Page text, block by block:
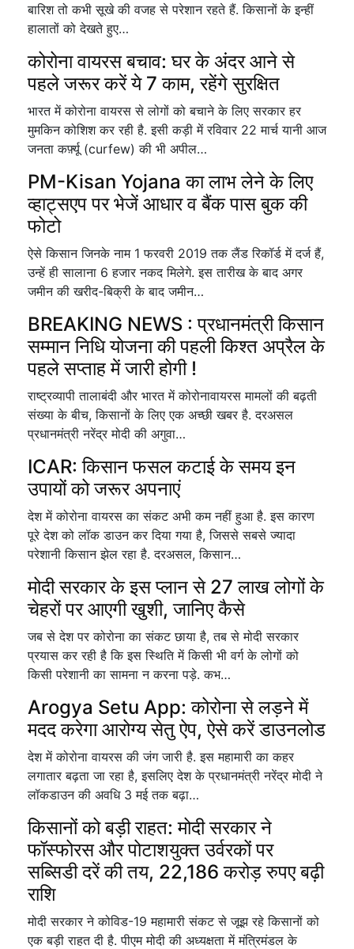
बारिश तो कभी सूखे की वजह से परेशान रहते हैं. किसानों के इन्हीं
हालातों को देखते हुए…
कोरोना वायरस बचाव: घर के अंदर आने से
पहले जरूर करें ये 7 काम, रहेंगे सुरक्षित
भारत में कोरोना वायरस से लोगों को बचाने के लिए सरकार हर
मुमकिन कोशिश कर रही है. इसी कड़ी में रविवार 22 मार्च यानी आज
जनता कर्फ़्यू (curfew) की भी अपील…
PM-Kisan Yojana का लाभ लेने के लिए
व्हाट्सएप पर भेजें आधार व बैंक पास बुक की
फोटो
ऐसे किसान जिनके नाम 1 फरवरी 2019 तक लैंड रिकॉर्ड में दर्ज हैं,
उन्हें ही सालाना 6 हजार नकद मिलेगे. इस तारीख के बाद अगर
जमीन की खरीद-बिक्री के बाद जमीन…
BREAKING NEWS : प्रधानमंत्री किसान
सम्मान निधि योजना की पहली किश्त अप्रैल के
पहले सप्ताह में जारी होगी !
राष्ट्रव्यापी तालाबंदी और भारत में कोरोनावायरस मामलों की बढ़ती
संख्या के बीच, किसानों के लिए एक अच्छी खबर है. दरअसल
प्रधानमंत्री नरेंद्र मोदी की अगुवा…
ICAR: किसान फसल कटाई के समय इन
उपायों को जरूर अपनाएं
देश में कोरोना वायरस का संकट अभी कम नहीं हुआ है. इस कारण
पूरे देश को लॉक डाउन कर दिया गया है, जिससे सबसे ज्यादा
परेशानी किसान झेल रहा है. दरअसल, किसान…
मोदी सरकार के इस प्लान से 27 लाख लोगों के
चेहरों पर आएगी खुशी, जानिए कैसे
जब से देश पर कोरोना का संकट छाया है, तब से मोदी सरकार
प्रयास कर रही है कि इस स्थिति में किसी भी वर्ग के लोगों को
किसी परेशानी का सामना न करना पड़े. कभ…
Arogya Setu App: कोरोना से लड़ने में
मदद करेगा आरोग्य सेतु ऐप, ऐसे करें डाउनलोड
देश में कोरोना वायरस की जंग जारी है. इस महामारी का कहर
लगातार बढ़ता जा रहा है, इसलिए देश के प्रधानमंत्री नरेंद्र मोदी ने
लॉकडाउन की अवधि 3 मई तक बढ़ा…
किसानों को बड़ी राहत: मोदी सरकार ने
फॉस्फोरस और पोटाशयुक्त उर्वरकों पर
सब्सिडी दरें की तय, 22,186 करोड़ रुपए बढ़ी
राशि
मोदी सरकार ने कोविड-19 महामारी संकट से जूझ रहे किसानों को
एक बड़ी राहत दी है. पीएम मोदी की अध्यक्षता में मंत्रिमंडल के